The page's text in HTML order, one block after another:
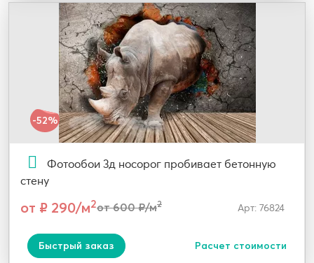
-52%
Фотообои 3д носорог пробивает бетонную
стену
от ₽ 290/м2от 600 ₽/м2 Арт: 76824
Быстрый заказ Расчет стоимости